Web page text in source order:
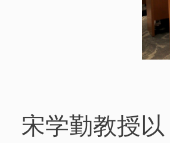
宋学勤教授